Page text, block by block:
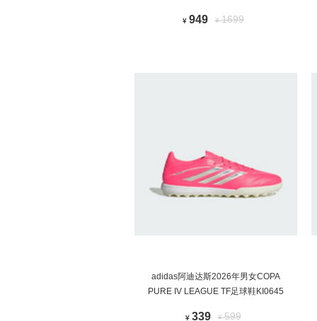
¥ 949 ¥1699
adidas阿迪达斯2026年男女COPA
PURE IV LEAGUE TF足球鞋KI0645
¥ 339 ¥599